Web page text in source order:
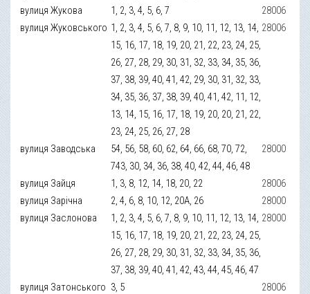
вулиця Жукова
1, 2, 3, 4, 5, 6, 7
28006
вулиця Жуковського 1, 2, 3, 4, 5, 6, 7, 8, 9, 10, 11, 12, 13, 14,
15, 16, 17, 18, 19, 20, 21, 22, 23, 24, 25,
26, 27, 28, 29, 30, 31, 32, 33, 34, 35, 36,
37, 38, 39, 40, 41, 42, 29, 30, 31, 32, 33,
34, 35, 36, 37, 38, 39, 40, 41, 42, 11, 12,
13, 14, 15, 16, 17, 18, 19, 20, 20, 21, 22,
23, 24, 25, 26, 27, 28
28006
вулиця Заводська
54, 56, 58, 60, 62, 64, 66, 68, 70, 72,
743, 30, 34, 36, 38, 40, 42, 44, 46, 48
28000
вулиця Зайця 1, 3, 8, 12, 14, 18, 20, 22
28006
вулиця Зарічна
2, 4, 6, 8, 10, 12, 20А, 26
28000
вулиця Заслонова
1, 2, 3, 4, 5, 6, 7, 8, 9, 10, 11, 12, 13, 14,
15, 16, 17, 18, 19, 20, 21, 22, 23, 24, 25,
26, 27, 28, 29, 30, 31, 32, 33, 34, 35, 36,
37, 38, 39, 40, 41, 42, 43, 44, 45, 46, 47
28000
вулиця Затонського 3, 5
28006